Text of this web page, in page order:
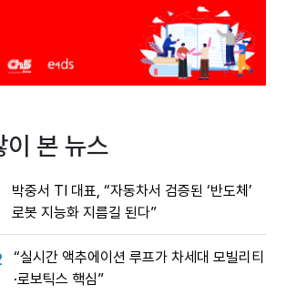
이 본 뉴스
박중서 TI 대표, “자동차서 검증된 ‘반도체’
로봇 지능화 지름길 된다”
“실시간 액추에이션 루프가 차세대 모빌리티
·로보틱스 핵심”